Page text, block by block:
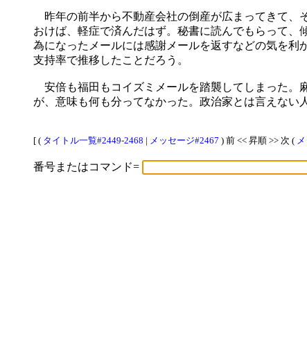
昨年の前半から不動産会社の倒産が広まってきて、
おけば、軽症で済んだはず。秘書に読んでもらって、
為になったメールには感謝メールを返すなどの気を利
支持率で推移したことだろう。
安倍も福田もコイズミメールを踏襲してしまった。
が、意味も何も分ってなかった。政治家とは言えない
[ ( タイトル一覧#2449-2468 | メッセージ#2467 ) 前 << 昇順 >> 次 (
番号またはコマンド=